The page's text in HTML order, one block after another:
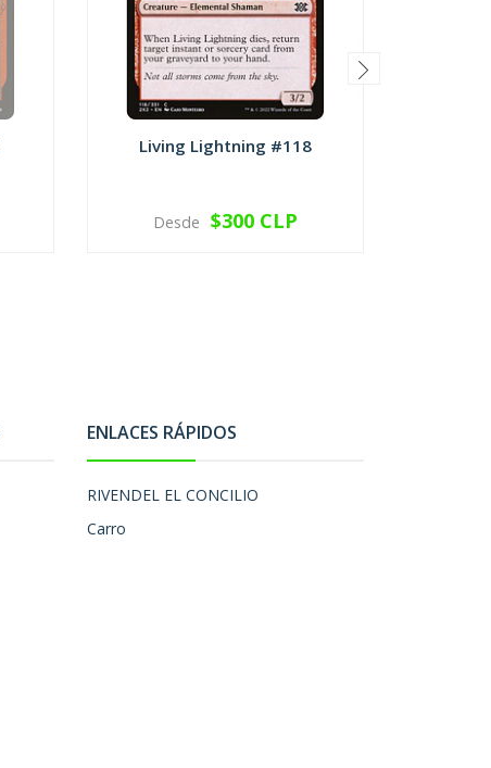
Living Lightning #118
VER OPCIONES
Desde $300 CLP
ENLACES RÁPIDOS
RIVENDEL EL CONCILIO
Carro